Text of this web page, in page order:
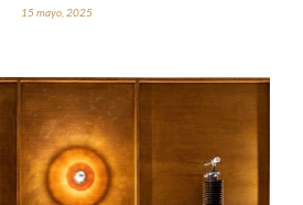
15 mayo, 2025